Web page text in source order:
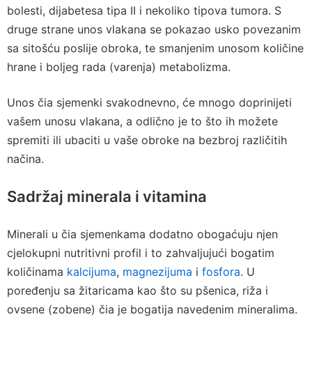
bolesti, dijabetesa tipa II i nekoliko tipova tumora. S
druge strane unos vlakana se pokazao usko povezanim
sa sitošću poslije obroka, te smanjenim unosom količine
hrane i boljeg rada (varenja) metabolizma.
Unos čia sjemenki svakodnevno, će mnogo doprinijeti
vašem unosu vlakana, a odlično je to što ih možete
spremiti ili ubaciti u vaše obroke na bezbroj različitih
načina.
Sadržaj minerala i vitamina
Minerali u čia sjemenkama dodatno obogaćuju njen
cjelokupni nutritivni profil i to zahvaljujući bogatim
količinama kalcijuma, magnezijuma i fosfora. U
poređenju sa žitaricama kao što su pšenica, riža i
ovsene (zobene) čia je bogatija navedenim mineralima.